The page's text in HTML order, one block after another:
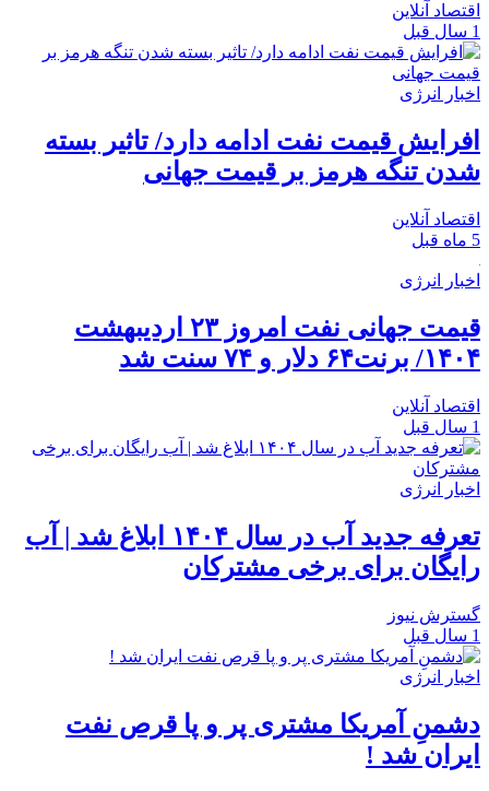
اقتصاد آنلاین
1 سال قبل
اخبار انرژی
افرایش قیمت نفت ادامه دارد/ تاثیر بسته
شدن تنگه هرمز بر قیمت جهانی
اقتصاد آنلاین
5 ماه قبل
اخبار انرژی
قیمت جهانی نفت امروز ۲۳ اردیبهشت
۱۴۰۴/ برنت۶۴ دلار و ۷۴ سنت شد
اقتصاد آنلاین
1 سال قبل
اخبار انرژی
تعرفه جدید آب در سال ۱۴۰۴ ابلاغ شد | آب
رایگان برای برخی مشترکان
گسترش نیوز
1 سال قبل
اخبار انرژی
دشمنِ آمریکا مشتری پر و پا قرص نفت
ایران شد !